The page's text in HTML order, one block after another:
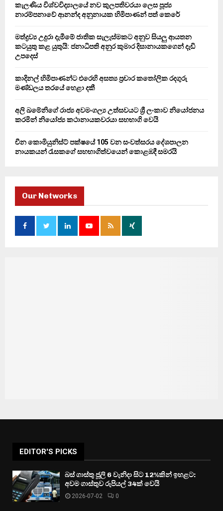
r
H
කැලණිය විශ්වවිද්‍යාලයේ නව කුලපතිවරයා ලෙස පූජ්‍ය
නාරම්පනාවේ ආනන්ද අනුනායක හිමිපාණන් පත් කෙරේ
මත්ද්‍රව්‍ය උදුරා දැමීමේ ජාතික සැලැස්මකට අනුව සියලු ආයතන
කටයුතු කළ යුතුයි: ජනාධිපති අනුර කුමාර දිසානායකගෙන් දැඩි
උපදෙස්
කාදිනල් හිමිපාණන්ට එරෙහි අසත්‍ය ප්‍රචාර කතෝලික රදගුරු
මණ්ඩලය තරයේ හෙළා දකී
අලි ඛමේනිගේ රාජ්‍ය අවමංගල්‍ය උත්සවයට ශ්‍රී ලංකාව නියෝජනය
කරමින් නියෝජ්‍ය කථානායකවරයා සහභාගි වෙයි
චීන කොමියුනිස්ට් පක්ෂයේ 105 වන සංවත්සරය දේශපාලන
නායකයන් රැසකගේ සහභාගිත්වයෙන් කොළඹදී සමරයි
Our Networks
EDITOR'S PICKS
බස් ගාස්තු ජූලි 6 වැනිදා සිට 12%කින් ඉහළට:
අවම ගාස්තුව රුපියල් 34ක් වෙයි
2026-07-02 0